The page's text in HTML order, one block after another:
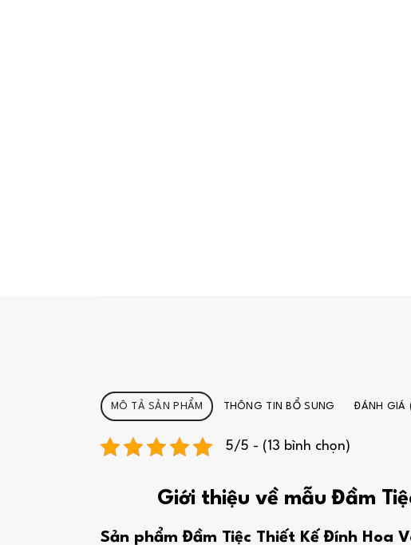
MÔ TẢ SẢN PHẨM THÔNG TIN BỔ SUNG ĐÁNH GIÁ
5/5 - (13 bình chọn)
Giới thiệu về mẫu Đầm
Sản phẩm Đầm Tiệc Thiết Kế Đính Hoa